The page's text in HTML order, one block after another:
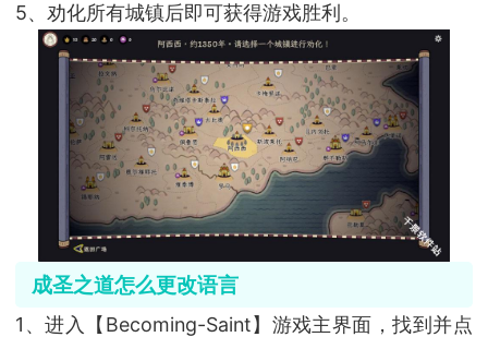
5、劝化所有城镇后即可获得游戏胜利。
成圣之道怎么更改语言
1、进入【Becoming-Saint】游戏主界面，找到并点